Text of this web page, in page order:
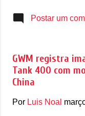
com
no
Postar um
GWM registra
Tank 400 com
China
Por Luis Noal